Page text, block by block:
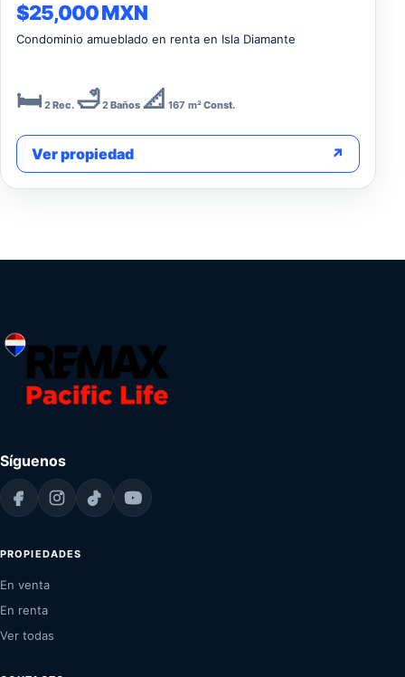
$25,000 MXN
Condominio amueblado en renta en Isla Diamante
🛏️ 2Rec. 🛁2Baños 📐 167 m²Const.
Ver propiedad ↗
Síguenos
PROPIEDADES
En venta
En renta
Ver todas